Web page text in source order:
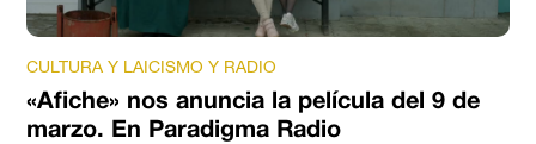
CULTURA Y LAICISMO Y RADIO
«Afiche» nos anuncia la película del 9 de
marzo. En Paradigma Radio